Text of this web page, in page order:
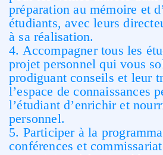
préparation au mémoire et
étudiants, avec leurs
à sa réalisation.
4. Accompagner tous les
projet personnel qui vous
prodiguant conseils et leur
l’espace de connaissances
l’étudiant d’enrichir et
personnel.
5. Participer à la
conférences et